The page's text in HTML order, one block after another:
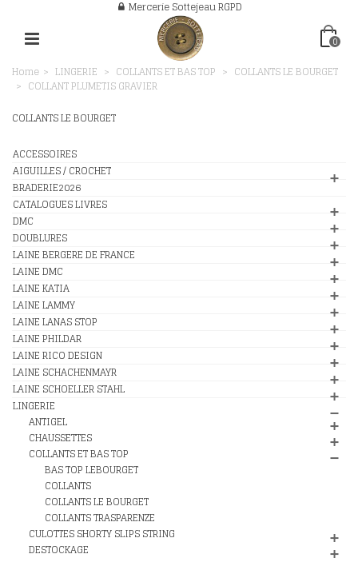
Mercerie Sottejeau RGPD
0
Home > LINGERIE > COLLANTS ET BAS TOP > COLLANTS LE BOURGET
> COLLANT PLUMETIS GRAVIER
COLLANTS LE BOURGET
ACCESSOIRES
AIGUILLES / CROCHET
BRADERIE2026
CATALOGUES LIVRES
DMC
DOUBLURES
LAINE BERGERE DE FRANCE
LAINE DMC
LAINE KATIA
LAINE LAMMY
LAINE LANAS STOP
LAINE PHILDAR
LAINE RICO DESIGN
LAINE SCHACHENMAYR
LAINE SCHOELLER STAHL
LINGERIE
ANTIGEL
CHAUSSETTES
COLLANTS ET BAS TOP
BAS TOP LEBOURGET
COLLANTS
COLLANTS LE BOURGET
COLLANTS TRASPARENZE
CULOTTES SHORTY SLIPS STRING
DESTOCKAGE